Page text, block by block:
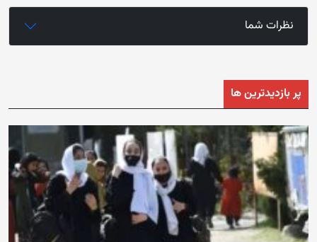
نظرات شما
پر بازدیدترین ها